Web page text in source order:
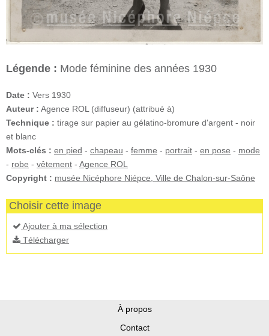
Légende : Mode féminine des années 1930
Date : Vers 1930
Auteur : Agence ROL (diffuseur) (attribué à)
Technique : tirage sur papier au gélatino-bromure d'argent - noir
et blanc
Mots-clés : en pied - chapeau - femme - portrait - en pose - mode
- robe - vêtement - Agence ROL
Copyright : musée Nicéphore Niépce, Ville de Chalon-sur-Saône
Choisir cette image
Ajouter à ma sélection
Télécharger
À propos
Contact